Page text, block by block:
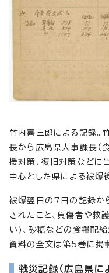
竹内喜三郎による記録。
長から広島県人事課長（
援対策、復旧対策などに
中心とした県による被爆
被爆翌日の7日の記録か
されたこと、負傷者や救
い)、砂糖などの食糧配
資料の全文は第5巻に掲
戦災記録（広島県に